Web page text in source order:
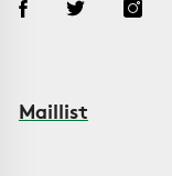
Maillist